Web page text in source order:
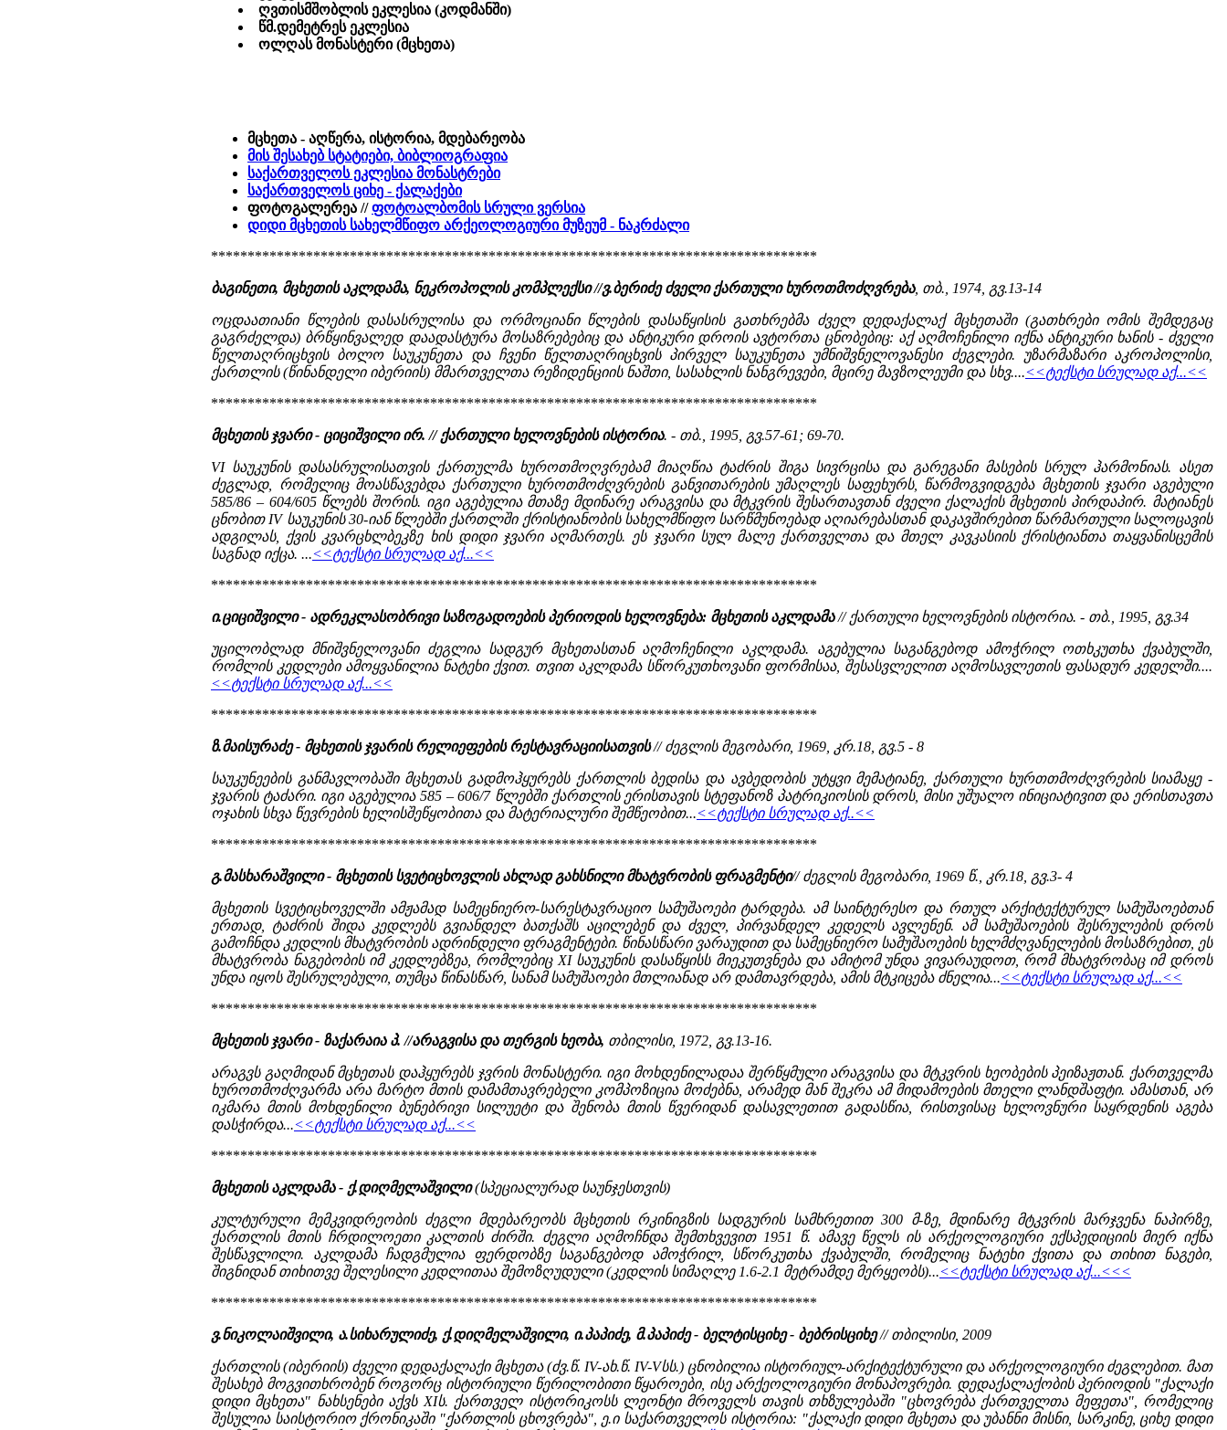
ღვთისმშობლის ეკლესია (კოდმანში)
წმ.დემეტრეს ეკლესია
ოლღას მონასტერი (მცხეთა)
მცხეთა - აღწერა, ისტორია, მდებარეობა
მის შესახებ სტატიები, ბიბლიოგრაფია
საქართველოს ეკლესია მონასტრები
საქართველოს ციხე - ქალაქები
ფოტოგალერეა // ფოტოალბომის სრული ვერსია
დიდი მცხეთის სახელმწიფო არქეოლოგიური მუზეუმ - ნაკრძალი
***********************************************************************************
ბაგინეთი, მცხეთის აკლდამა, ნეკროპოლის კომპლექსი //ვ.ბერიძე ძველი ქართული ხუროთმოძღვრება, თბ., 1974, გვ.13-14
ოცდაათიანი წლების დასასრულისა და ორმოციანი წლების დასაწყისის გათხრებმა ძველ დედაქალაქ მცხეთაში (გათხრები ომის შემდეგაც
გაგრძელდა) ბრწყინვალედ დაადასტურა მოსაზრებებიც და ანტიკური დროის ავტორთა ცნობებიც: აქ აღმოჩენილი იქნა ანტიკური ხანის - ძველი
წელთაღრიცხვის ბოლო საუკუნეთა და ჩვენი წელთაღრიცხვის პირველ საუკუნეთა უმნიშვნელოვანესი ძეგლები. უზარმაზარი აკროპოლისი,
ქართლის (წინანდელი იბერიის) მმართველთა რეზიდენციის ნაშთი, სასახლის ნანგრევები, მცირე მავზოლეუმი და სხვ....<<ტექსტი სრულად აქ...<<
***********************************************************************************
მცხეთის ჯვარი - ციციშვილი ირ. // ქართული ხელოვნების ისტორია. - თბ., 1995, გვ.57-61; 69-70.
VI საუკუნის დასასრულისათვის ქართულმა ხუროთმოღვრებამ მიაღწია ტაძრის შიგა სივრცისა და გარეგანი მასების სრულ ჰარმონიას. ასეთ
ძეგლად, რომელიც მოასწავებდა ქართული ხუროთმოძღვრების განვითარების უმაღლეს საფეხურს, წარმოგვიდგება მცხეთის ჯვარი აგებული
585/86 – 604/605 წლებს შორის. იგი აგებულია მთაზე მდინარე არაგვისა და მტკვრის შესართავთან ძველი ქალაქის მცხეთის პირდაპირ. მატიანეს
ცნობით IV საუკუნის 30-იან წლებში ქართლში ქრისტიანობის სახელმწიფო სარწმუნოებად აღიარებასთან დაკავშირებით წარმართული სალოცავის
ადგილას, ქვის კვარცხლბეკზე ხის დიდი ჯვარი აღმართეს. ეს ჯვარი სულ მალე ქართველთა და მთელ კავკასიის ქრისტიანთა თაყვანისცემის
საგნად იქცა. ...<<ტექსტი სრულად აქ...<<
***********************************************************************************
ი.ციციშვილი - ადრეკლასობრივი საზოგადოების პერიოდის ხელოვნება: მცხეთის აკლდამა// ქართული ხელოვნების ისტორია. - თბ., 1995, გვ.34
უცილობლად მნიშვნელოვანი ძეგლია სადგურ მცხეთასთან აღმოჩენილი აკლდამა. აგებულია საგანგებოდ ამოჭრილ ოთხკუთხა ქვაბულში,
რომლის კედლები ამოყვანილია ნატეხი ქვით. თვით აკლდამა სწორკუთხოვანი ფორმისაა, შესასვლელით აღმოსავლეთის ფასადურ კედელში....
<<ტექსტი სრულად აქ...<<
***********************************************************************************
ზ.მაისურაძე - მცხეთის ჯვარის რელიეფების რესტავრაციისათვის// ძეგლის მეგობარი, 1969, კრ.18, გვ.5 - 8
საუკუნეების განმავლობაში მცხეთას გადმოჰყურებს ქართლის ბედისა და ავბედობის უტყვი მემატიანე, ქართული ხურთთმოძღვრების სიამაყე -
ჯვარის ტაძარი. იგი აგებულია 585 – 606/7 წლებში ქართლის ერისთავის სტეფანოზ პატრიკიოსის დროს, მისი უშუალო ინიციატივით და ერისთავთა
ოჯახის სხვა წევრების ხელისშეწყობითა და მატერიალური შემწეობით...<<ტექსტი სრულად აქ..<<
***********************************************************************************
გ.მასხარაშვილი - მცხეთის სვეტიცხოვლის ახლად გახსნილი მხატვრობის ფრაგმენტი// ძეგლის მეგობარი, 1969 წ., კრ.18, გვ.3- 4
მცხეთის სვეტიცხოველში ამჟამად სამეცნიერო-სარესტავრაციო სამუშაოები ტარდება. ამ საინტერესო და რთულ არქიტექტურულ სამუშაოებთან
ერთად, ტაძრის შიდა კედლებს გვიანდელ ბათქაშს აცილებენ და ძველ, პირვანდელ კედელს ავლენენ. ამ სამუშაოების შესრულების დროს
გამოჩნდა კედლის მხატვრობის ადრინდელი ფრაგმენტები. წინასწარი ვარაუდით და სამეცნიერო სამუშაოების ხელმძღვანელების მოსაზრებით, ეს
მხატვრობა ნაგებობის იმ კედლებზეა, რომლებიც XI საუკუნის დასაწყისს მიეკუთვნება და ამიტომ უნდა ვივარაუდოთ, რომ მხატვრობაც იმ დროს
უნდა იყოს შესრულებული, თუმცა წინასწარ, სანამ სამუშაოები მთლიანად არ დამთავრდება, ამის მტკიცება ძნელია...<<ტექსტი სრულად აქ...<<
***********************************************************************************
მცხეთის ჯვარი - ზაქარაია პ. //არაგვისა და თერგის ხეობა, თბილისი, 1972, გვ.13-16.
არაგვს გაღმიდან მცხეთას დაჰყურებს ჯვრის მონასტერი. იგი მოხდენილადაა შერწყმული არაგვისა და მტკვრის ხეობების პეიზაჟთან. ქართველმა
ხუროთმოძღვარმა არა მარტო მთის დამამთავრებელი კომპოზიცია მოძებნა, არამედ მან შეკრა ამ მიდამოების მთელი ლანდშაფტი. ამასთან, არ
იკმარა მთის მოხდენილი ბუნებრივი სილუეტი და შენობა მთის წვერიდან დასავლეთით გადასწია, რისთვისაც ხელოვნური საყრდენის აგება
დასჭირდა...<<ტექსტი სრულად აქ...<<
***********************************************************************************
მცხეთის აკლდამა - ქ.დიღმელაშვილი(სპეციალურად საუნჯესთვის)
კულტურული მემკვიდრეობის ძეგლი მდებარეობს მცხეთის რკინიგზის სადგურის სამხრეთით 300 მ-ზე, მდინარე მტკვრის მარჯვენა ნაპირზე,
ქართლის მთის ჩრდილოეთი კალთის ძირში. ძეგლი აღმოჩნდა შემთხვევით 1951 წ. ამავე წელს ის არქეოლოგიური ექსპედიციის მიერ იქნა
შესწავლილი. აკლდამა ჩადგმულია ფერდობზე საგანგებოდ ამოჭრილ, სწორკუთხა ქვაბულში, რომელიც ნატეხი ქვითა და თიხით ნაგები,
შიგნიდან თიხითვე შელესილი კედლითაა შემოზღუდული (კედლის სიმაღლე 1.6-2.1 მეტრამდე მერყეობს)...<<ტექსტი სრულად აქ...<<<
***********************************************************************************
ვ.ნიკოლაიშვილი, ა.სიხარულიძე, ქ.დიღმელაშვილი, ი.პაპიძე, მ.პაპიძე - ბელტისციხე - ბებრისციხე// თბილისი, 2009
ქართლის (იბერიის) ძველი დედაქალაქი მცხეთა (ძვ.წ. IV-ახ.წ. IV-Vსს.) ცნობილია ისტორიულ-არქიტექტურული და არქეოლოგიური ძეგლებით. მათ
შესახებ მოგვითხრობენ როგორც ისტორიული წერილობითი წყაროები, ისე არქეოლოგიური მონაპოვრები. დედაქალაქობის პერიოდის "ქალაქი
დიდი მცხეთა" ნახსენები აქვს XIს. ქართველ ისტორიკოსს ლეონტი მროველს თავის თხზულებაში "ცხოვრება ქართველთა მეფეთა", რომელიც
შესულია საისტორიო ქრონიკაში "ქართლის ცხოვრება", ე.ი საქართველოს ისტორია: "ქალაქი დიდი მცხეთა და უბანნი მისნი, სარკინე, ციხე დიდი